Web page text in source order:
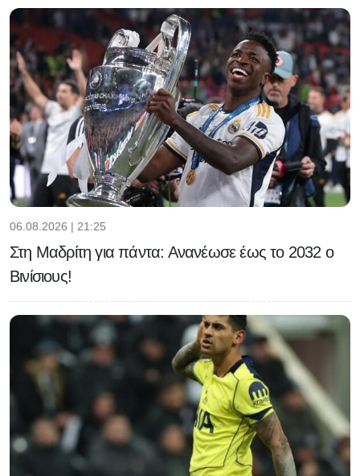
06.08.2026 | 21:25
Στη Μαδρίτη για πάντα: Ανανέωσε έως το 2032 ο
Βινίσιους!